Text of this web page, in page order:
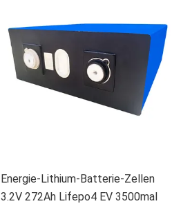
Energie-Lithium-Batterie-Zellen
3.2V 272Ah Lifepo4 EV 3500mal